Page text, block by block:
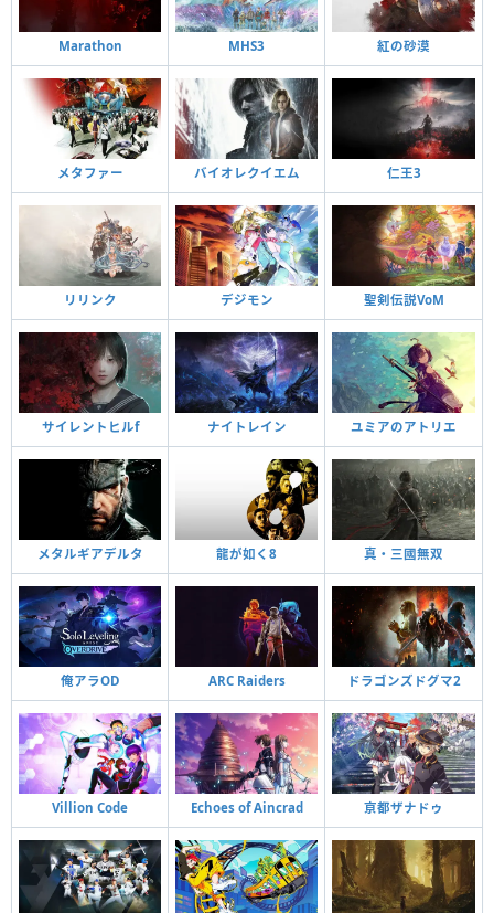
Marathon MHS3 紅の砂漠
メタファー バイオレクイエム 仁王3
リリンク デジモン 聖剣伝説VoM
サイレントヒルf ナイトレイン ユミアのアトリエ
メタルギアデルタ 龍が如く8 真・三國無双
俺アラOD ARC Raiders ドラゴンズドグマ2
Villion Code Echoes of Aincrad 亰都ザナドゥ